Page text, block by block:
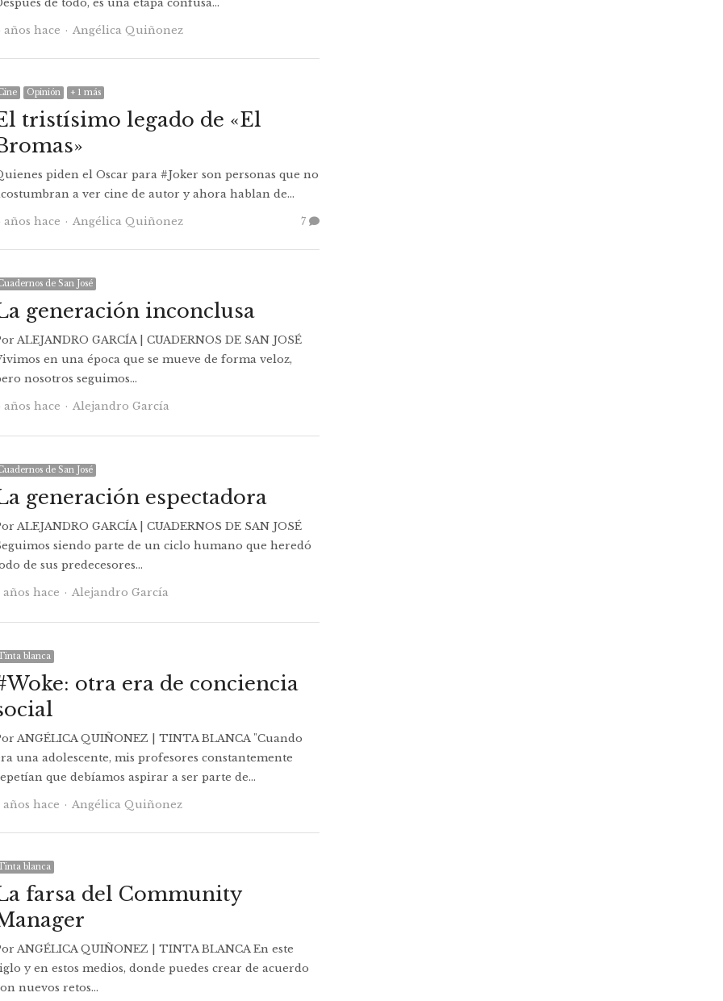
años hace
Autor
Angélica Quiñonez
Opinión + 1 más
tristísimo legado de «El
piden el Oscar para #Joker son personas que no
a ver cine de autor y ahora hablan de…
años hace
Autor
Angélica Quiñonez 7
de San José
generación inconclusa
ALEJANDRO GARCÍA | CUADERNOS DE SAN JOSÉ
en una época que se mueve de forma veloz,
nosotros seguimos…
años hace
Autor
Alejandro García
de San José
generación espectadora
ALEJANDRO GARCÍA | CUADERNOS DE SAN JOSÉ
siendo parte de un ciclo humano que heredó
de sus predecesores…
años hace
Autor
Alejandro García
blanca
otra era de conciencia
ANGÉLICA QUIÑONEZ | TINTA BLANCA "Cuando
una adolescente, mis profesores constantemente
que debíamos aspirar a ser parte de…
años hace
Autor
Angélica Quiñonez
blanca
farsa del Community
ANGÉLICA QUIÑONEZ | TINTA BLANCA En este
y en estos medios, donde puedes crear de acuerdo
nuevos retos…